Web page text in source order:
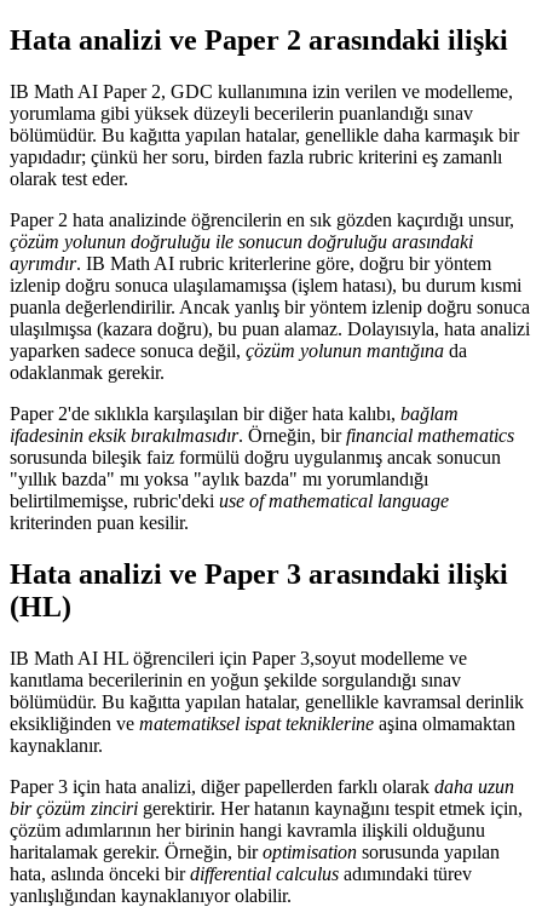
Hata analizi ve Paper 2 arasındaki ilişki
IB Math AI Paper 2, GDC kullanımına izin verilen ve modelleme,
yorumlama gibi yüksek düzeyli becerilerin puanlandığı sınav
bölümüdür. Bu kağıtta yapılan hatalar, genellikle daha karmaşık bir
yapıdadır; çünkü her soru, birden fazla rubric kriterini eş zamanlı
olarak test eder.
Paper 2 hata analizinde öğrencilerin en sık gözden kaçırdığı unsur,
çözüm yolunun doğruluğu ile sonucun doğruluğu arasındaki
ayrımdır. IB Math AI rubric kriterlerine göre, doğru bir yöntem
izlenip doğru sonuca ulaşılamamışsa (işlem hatası), bu durum kısmi
puanla değerlendirilir. Ancak yanlış bir yöntem izlenip doğru sonuca
ulaşılmışsa (kazara doğru), bu puan alamaz. Dolayısıyla, hata analizi
yaparken sadece sonuca değil, çözüm yolunun mantığına da
odaklanmak gerekir.
Paper 2'de sıklıkla karşılaşılan bir diğer hata kalıbı, bağlam
ifadesinin eksik bırakılmasıdır. Örneğin, birfinancial mathematics
sorusunda bileşik faiz formülü doğru uygulanmış ancak sonucun
"yıllık bazda" mı yoksa "aylık bazda" mı yorumlandığı
belirtilmemişse, rubric'deki use of mathematical language
kriterinden puan kesilir.
Hata analizi ve Paper 3 arasındaki ilişki
(HL)
IB Math AI HL öğrencileri için Paper 3,soyut modelleme ve
kanıtlama becerilerinin en yoğun şekilde sorgulandığı sınav
bölümüdür. Bu kağıtta yapılan hatalar, genellikle kavramsal derinlik
eksikliğinden ve matematiksel ispat tekniklerine aşina olmamaktan
kaynaklanır.
Paper 3 için hata analizi, diğer papellerden farklı olarak daha uzun
bir çözüm zinciri gerektirir. Her hatanın kaynağını tespit etmek için,
çözüm adımlarının her birinin hangi kavramla ilişkili olduğunu
haritalamak gerekir. Örneğin, biroptimisation sorusunda yapılan
hata, aslında önceki birdifferential calculus adımındaki türev
yanlışlığından kaynaklanıyor olabilir.